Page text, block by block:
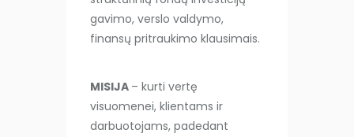
gavimo, verslo valdymo,
finansų pritraukimo klausimais.
MISIJA – kurti vertę
visuomenei, klientams ir
darbuotojams, padedant